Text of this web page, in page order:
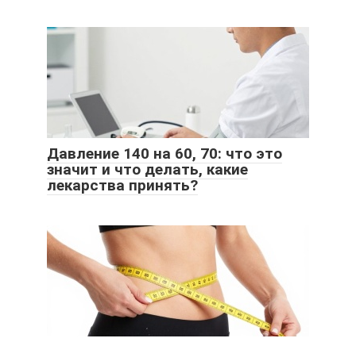
Давление 140 на 60, 70: что это
значит и что делать, какие
лекарства принять?